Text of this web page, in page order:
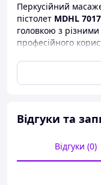
Перкусійний
пістолет MDHL 7017
головкою з
професійного
насадок та мікро-
легкістю можете
насадок для всього
Відгуки та
Відгуки (0)